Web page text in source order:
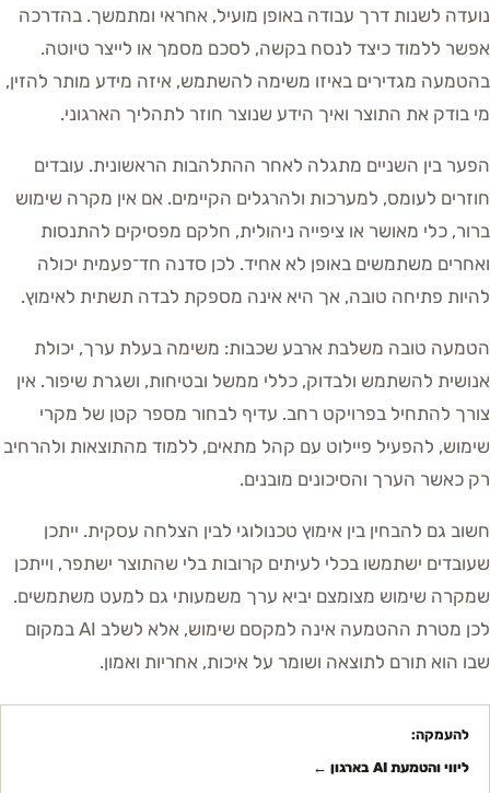
נועדה לשנות דרך עבודה באופן מועיל, אחראי ומתמשך. בהדרכה
אפשר ללמוד כיצד לנסח בקשה, לסכם מסמך או לייצר טיוטה.
בהטמעה מגדירים באיזו משימה להשתמש, איזה מידע מותר להזין,
מי בודק את התוצר ואיך הידע שנוצר חוזר לתהליך הארגוני.
הפער בין השניים מתגלה לאחר ההתלהבות הראשונית. עובדים
חוזרים לעומס, למערכות ולהרגלים הקיימים. אם אין מקרה שימוש
ברור, כלי מאושר או ציפייה ניהולית, חלקם מפסיקים להתנסות
ואחרים משתמשים באופן לא אחיד. לכן סדנה חד־פעמית יכולה
להיות פתיחה טובה, אך היא אינה מספקת לבדה תשתית לאימוץ.
הטמעה טובה משלבת ארבע שכבות: משימה בעלת ערך, יכולת
אנושית להשתמש ולבדוק, כללי ממשל ובטיחות, ושגרת שיפור. אין
צורך להתחיל בפרויקט רחב. עדיף לבחור מספר קטן של מקרי
שימוש, להפעיל פיילוט עם קהל מתאים, ללמוד מהתוצאות ולהרחיב
רק כאשר הערך והסיכונים מובנים.
חשוב גם להבחין בין אימוץ טכנולוגי לבין הצלחה עסקית. ייתכן
שעובדים ישתמשו בכלי לעיתים קרובות בלי שהתוצר ישתפר, וייתכן
שמקרה שימוש מצומצם יביא ערך משמעותי גם למעט משתמשים.
לכן מטרת ההטמעה אינה למקסם שימוש, אלא לשלב AI במקום
שבו הוא תורם לתוצאה ושומר על איכות, אחריות ואמון.
להעמקה:
ליווי והטמעת AI בארגון
←